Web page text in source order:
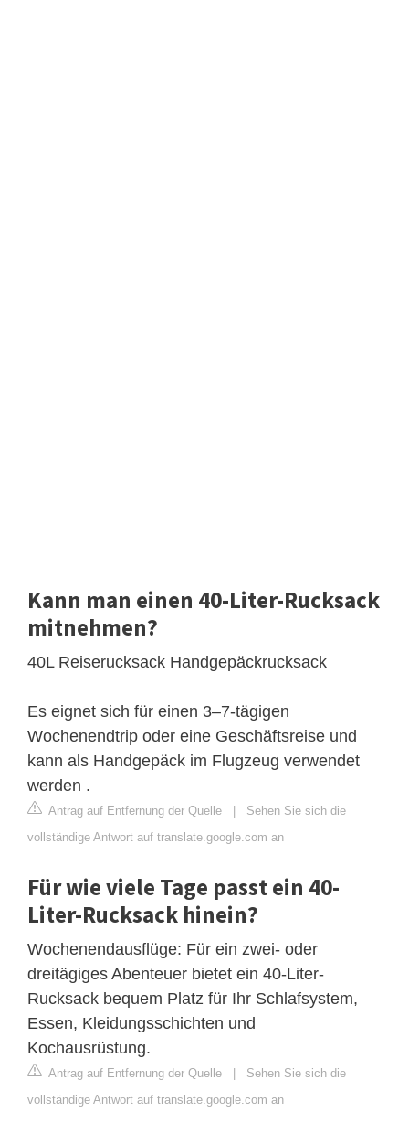
Kann man einen 40-Liter-Rucksack
mitnehmen?
40L Reiserucksack Handgepäckrucksack
Es eignet sich für einen 3–7-tägigen
Wochenendtrip oder eine Geschäftsreise und
kann als Handgepäck im Flugzeug verwendet
werden .
Antrag auf Entfernung der Quelle | Sehen Sie sich die
vollständige Antwort auf translate.google.com an
Für wie viele Tage passt ein 40-
Liter-Rucksack hinein?
Wochenendausflüge: Für ein zwei- oder
dreitägiges Abenteuer bietet ein 40-Liter-
Rucksack bequem Platz für Ihr Schlafsystem,
Essen, Kleidungsschichten und
Kochausrüstung.
Antrag auf Entfernung der Quelle | Sehen Sie sich die
vollständige Antwort auf translate.google.com an